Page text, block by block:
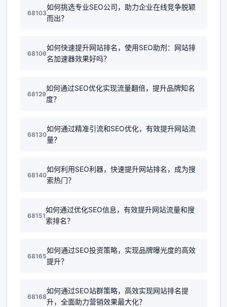
68103
如何挑选专业SEO公司，助力企业在线竞争脱颖
而出？
68106
如何快速提升网站排名，使用SEO助剂：网站排
名加速器效果好吗？
68129
如何通过SEO优化实现流量翻倍，提升品牌知名
度？
68130
如何通过精准引流和SEO优化，有效提升网站流
量？
68140
如何利用SEO利器，快速提升网站排名，成为搜
索热门？
68151
如何通过优化SEO信息，有效提升网站流量和搜
索排名？
68165
如何通过SEO投资策略，实现品牌曝光度的高效
提升？
68168
如何通过SEO站群策略，高效实现网站排名提
升，全面助力营销效果最大化？